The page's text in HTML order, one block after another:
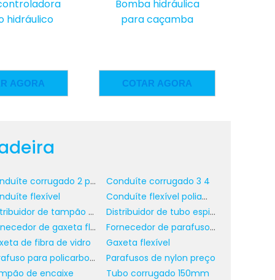
hidráulica
AGORA
Bomba hidraulica
água
COTAR AGORA
Conduíte corrugado 2 polegadas
Conduíte corrugado 3 4
flexível
Conduíte flexível poliamida
Distribuidor de tampão de encaixe
Distribuidor de tubo espiral
Fornecedor de gaxeta flexível
Fornecedor de parafuso de policarbonato
de fibra de vidro
Gaxeta flexível
Parafuso para policarbonato em madeira
Parafusos de nylon preço
de encaixe
Tubo corrugado 150mm